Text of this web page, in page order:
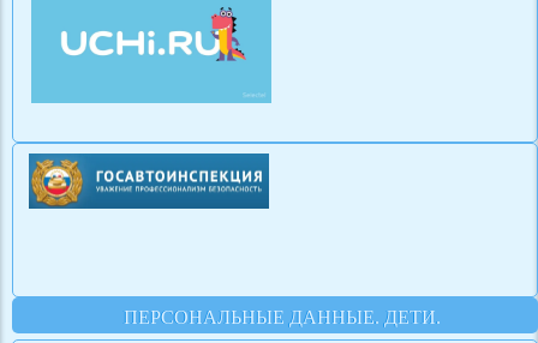
ПЕРСОНАЛЬНЫЕ ДАННЫЕ. ДЕТИ.